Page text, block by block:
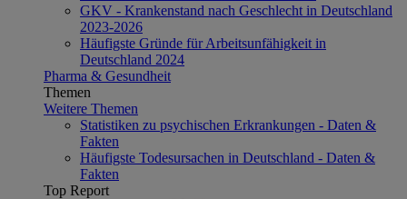
GKV - Krankenstand nach Geschlecht in Deutschland
2023-2026
Häufigste Gründe für Arbeitsunfähigkeit in
Deutschland 2024
Pharma & Gesundheit
Themen
Weitere Themen
Statistiken zu psychischen Erkrankungen - Daten &
Fakten
Häufigste Todesursachen in Deutschland - Daten &
Fakten
Top Report